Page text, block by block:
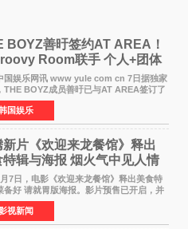
BOYZ善旴签约AT AREA！
Room联手 个人+团体
并行
娱乐网讯 www yule com cn 7日据独家
THE BOYZ成员善旴已与AT AREA签订了
约。AT AREA是由知名制作人组合
Room创立的hip-hop厂牌，旗下拥有多
派音乐人，在韩
国娱乐
新片《欢迎来龙餐馆》释出
特辑与海报 烟火气中见人情
日，电影《欢迎来龙餐馆》释出美食特
备好 请就胃版海报。影片预售已开启，并
8日至10日14:00-21:00举行全国超前点
影《欢迎来龙餐馆》作为战争美食喜剧大
述了中国
视新闻